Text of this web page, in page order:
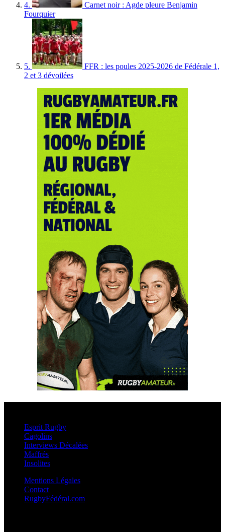
4.
Carnet noir : Agde pleure Benjamin
Fourquier
5.
FFR : les poules 2025-2026 de Fédérale 1,
2 et 3 dévoilées
Esprit Rugby
Cagolins
Interviews Décalées
Maffrés
Insolites
Mentions Légales
Contact
RugbyFédéral.com